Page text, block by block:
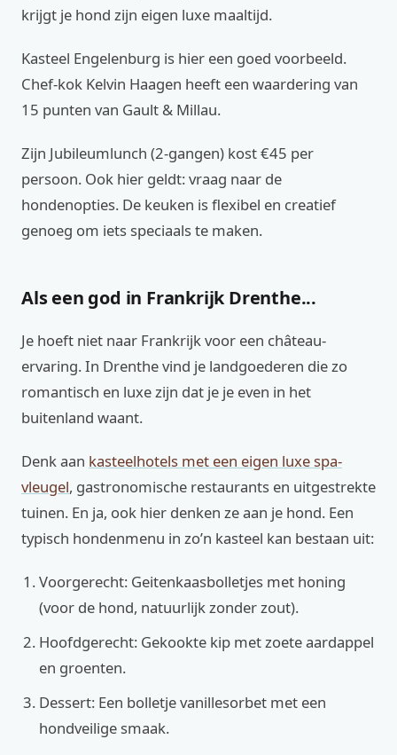
krijgt je hond zijn eigen luxe maaltijd.
Kasteel Engelenburg is hier een goed voorbeeld.
Chef-kok Kelvin Haagen heeft een waardering van
15 punten van Gault & Millau.
Zijn Jubileumlunch (2-gangen) kost €45 per
persoon. Ook hier geldt: vraag naar de
hondenopties. De keuken is flexibel en creatief
genoeg om iets speciaals te maken.
Als een god in Frankrijk Drenthe...
Je hoeft niet naar Frankrijk voor een château-
ervaring. In Drenthe vind je landgoederen die zo
romantisch en luxe zijn dat je je even in het
buitenland waant.
Denk aan kasteelhotels met een eigen luxe spa-
vleugel, gastronomische restaurants en uitgestrekte
tuinen. En ja, ook hier denken ze aan je hond. Een
typisch hondenmenu in zo’n kasteel kan bestaan uit:
Voorgerecht: Geitenkaasbolletjes met honing
(voor de hond, natuurlijk zonder zout).
Hoofdgerecht: Gekookte kip met zoete aardappel
en groenten.
Dessert: Een bolletje vanillesorbet met een
hondveilige smaak.